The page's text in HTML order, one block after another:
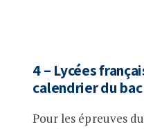
4 – Lycées
calendrier du
Pour les épreuves